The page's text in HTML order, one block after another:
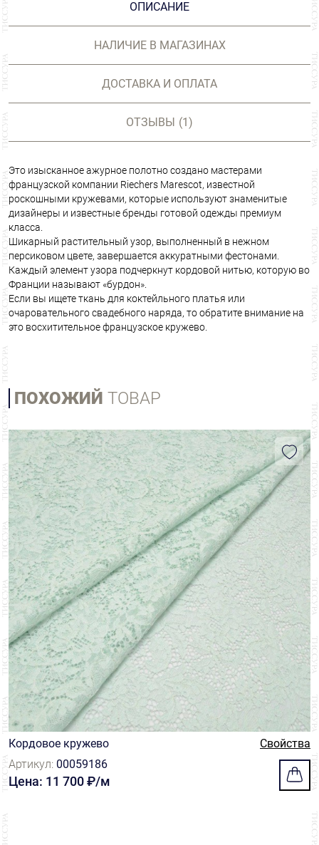
ОПИСАНИЕ
НАЛИЧИЕ В МАГАЗИНАХ
ДОСТАВКА И ОПЛАТА
ОТЗЫВЫ (1)
Это изысканное ажурное полотно создано мастерами
французской компании Riechers Marescot, известной
роскошными кружевами, которые используют знаменитые
дизайнеры и известные бренды готовой одежды премиум
класса.
Шикарный растительный узор, выполненный в нежном
персиковом цвете, завершается аккуратными фестонами.
Каждый элемент узора подчеркнут кордовой нитью, которую во
Франции называют «бурдон».
Если вы ищете ткань для коктейльного платья или
очаровательного свадебного наряда, то обратите внимание на
это восхитительное французское кружево.
ПОХОЖИЙ ТОВАР
Кордовое кружево
Свойства
Артикул: 00059186
Цена: 11 700 ₽/м